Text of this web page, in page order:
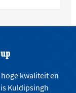
kwaliteit en
Kuldipsingh